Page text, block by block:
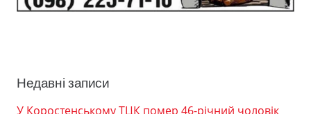
Недавні записи
У Коростенському ТЦК помер 46-річний чоловік